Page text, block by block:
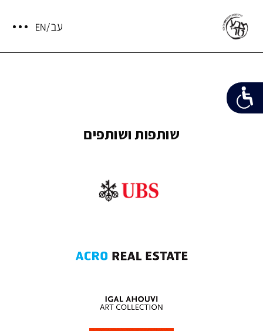
שותפות ושותפים